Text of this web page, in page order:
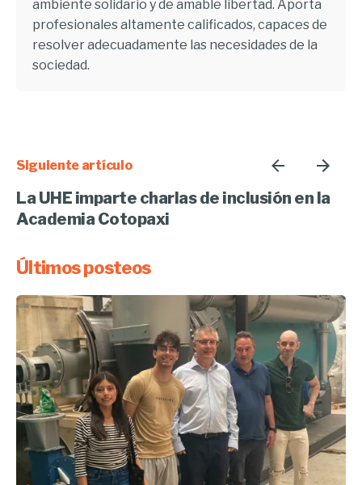
ambiente solidario y de amable libertad. Aporta
profesionales altamente calificados, capaces de
resolver adecuadamente las necesidades de la
sociedad.
Siguiente artículo
La UHE imparte charlas de inclusión en la
Academia Cotopaxi
Últimos posteos